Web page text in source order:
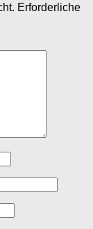
Erforderliche